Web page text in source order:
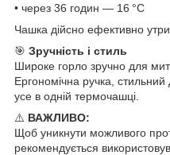
• через 36 годин — 16 °C
Чашка дійсно ефективно
🎯 Зручність і стиль
Широке горло зручно для
Ергономічна ручка, стильний
усе в одній термочашці.
⚠️ ВАЖЛИВО:
Щоб уникнути можливого
рекомендується